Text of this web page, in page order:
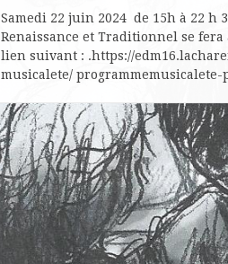
Samedi 22 juin 2024 de 15h à 22 h
Renaissance et Traditionnel se
lien suivant : .https://
musicalete/ programmemusicalete-